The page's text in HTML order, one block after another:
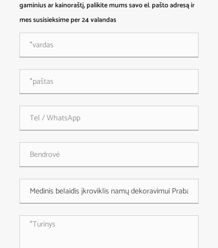
gaminius ar kainoraštį, palikite mums savo el. pašto adresą ir
mes susisieksime per 24 valandas